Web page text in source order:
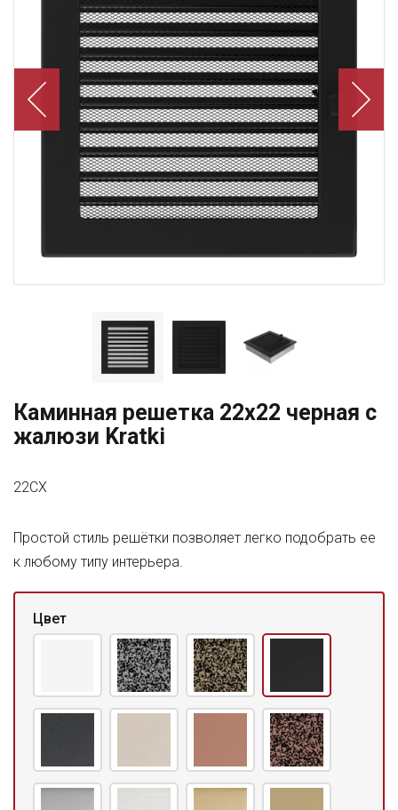
Каминная решетка 22x22 черная с
жалюзи Kratki
22CX
Простой стиль решётки позволяет легко подобрать ее
к любому типу интерьера.
Цвет